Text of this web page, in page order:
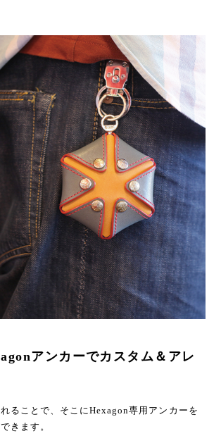
アンカーでカスタム＆アレ
ることで、そこにHexagon専用アンカーを
きます。